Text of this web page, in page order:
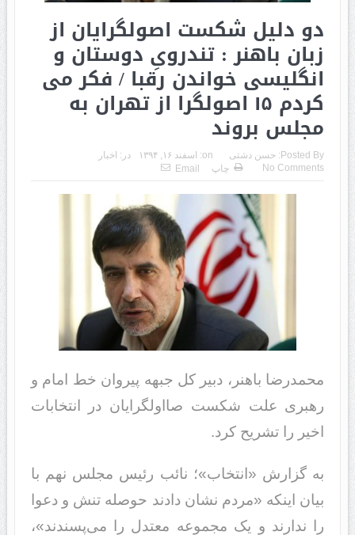
دو دلیل شکست اصولگرایان از
زبان باهنر : تندرویِ دوستان و
انگلیسی خواندن رقبا / فکر می
کردم ۱۵ اصولگرا از تهران به
مجلس بروند
Posted By: حسن دشتی on: اسفند ۱۶, ۱۳۹۴ در: اخبار
No Comments
چاپ Email
محمدرضا باهنر، دبیر کل جبهه پیروان خط امام و
رهبری علت شکست صااولگرایان در انتخابات
اخیر را تشریح کرد.
به گزارش «انتخاب»؛ نائب رئیس مجلس نهم با
بیان اینکه «مردم نشان دادند حوصله تنش و دعوا
را ندارند و یک مجموعه معتدل را می‌پسندند»،